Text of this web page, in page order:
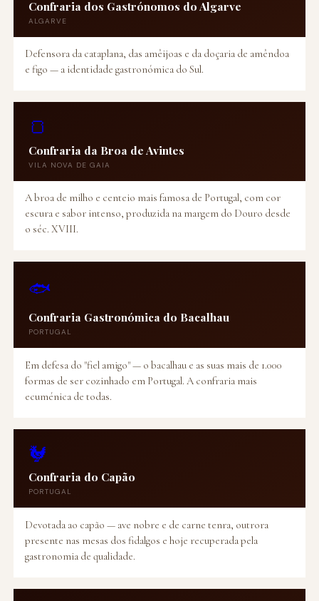
Confraria dos Gastrónomos do Algarve
ALGARVE
Defensora da cataplana, das amêijoas e da doçaria de amêndoa
e figo — a identidade gastronómica do Sul.
🍞
Confraria da Broa de Avintes
VILA NOVA DE GAIA
A broa de milho e centeio mais famosa de Portugal, com cor
escura e sabor intenso, produzida na margem do Douro desde
o séc. XVIII.
🐟
Confraria Gastronómica do Bacalhau
PORTUGAL
Em defesa do "fiel amigo" — o bacalhau e as suas mais de 1.000
formas de ser cozinhado em Portugal. A confraria mais
ecuménica de todas.
🐓
Confraria do Capão
PORTUGAL
Devotada ao capão — ave nobre e de carne tenra, outrora
presente nas mesas dos fidalgos e hoje recuperada pela
gastronomia de qualidade.